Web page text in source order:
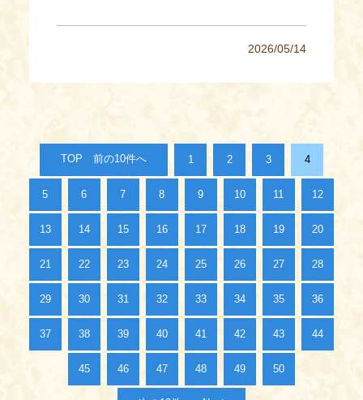
2026/05/14
TOP 1 2 3 4
5 6 7 8 9 10 11 12
13 14 15 16 17 18 19 20
21 22 23 24 25 26 27 28
29 30 31 32 33 34 35 36
37 38 39 40 41 42 43 44
45 46 47 48 49 50